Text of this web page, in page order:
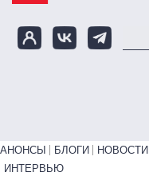
Primary links bottom
АНОНСЫ БЛОГИ НОВОСТИ
ИНТЕРВЬЮ